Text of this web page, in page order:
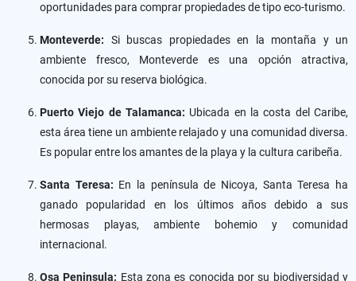
oportunidades para comprar propiedades de tipo eco-turismo.
Monteverde: Si buscas propiedades en la montaña y un
ambiente fresco, Monteverde es una opción atractiva,
conocida por su reserva biológica.
Puerto Viejo de Talamanca: Ubicada en la costa del Caribe,
esta área tiene un ambiente relajado y una comunidad diversa.
Es popular entre los amantes de la playa y la cultura caribeña.
Santa Teresa: En la península de Nicoya, Santa Teresa ha
ganado popularidad en los últimos años debido a sus
hermosas playas, ambiente bohemio y comunidad
internacional.
Osa Peninsula: Esta zona es conocida por su biodiversidad y